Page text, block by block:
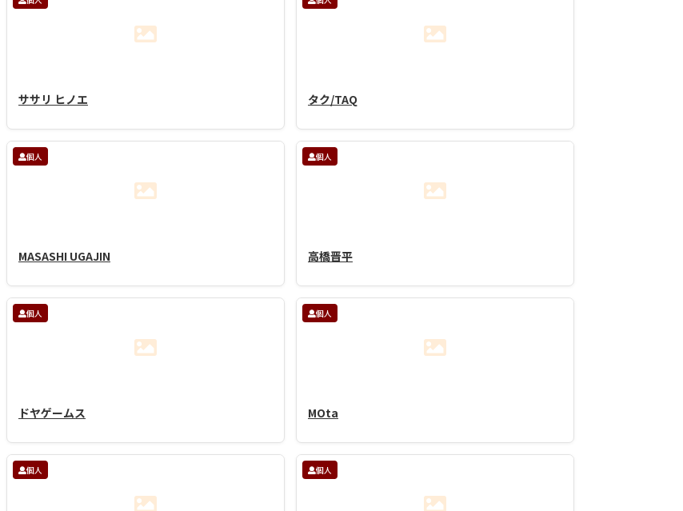
ササリ ヒノエ タク/TAQ
個人
MASASHI UGAJIN
個人
高橋晋平
個人
ドヤゲームス
個人
MOta
個人 個人